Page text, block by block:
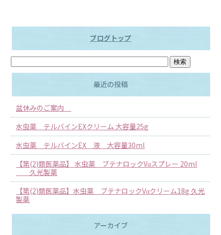
ブログトップ
最近の投稿
盆休みのご案内
水虫薬 テルバインEXクリーム 大容量25g
水虫薬 テルバインEX 液 大容量30ml
【第(2)類医薬品】 水虫薬 ブテナロックVαスプレー 20ml
久光製薬
【第(2)類医薬品】水虫薬 ブテナロックVαクリーム18g 久光
製薬
アーカイブ